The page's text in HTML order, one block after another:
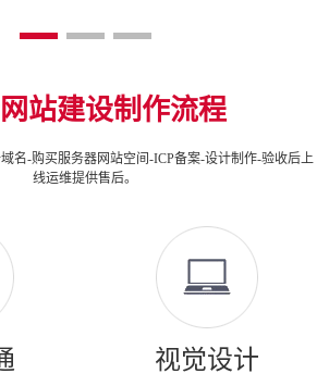
站建设制作流程
名-购买服务器网站空间-ICP备案-设计制作-验收后上
线运维提供售后。
视觉设计